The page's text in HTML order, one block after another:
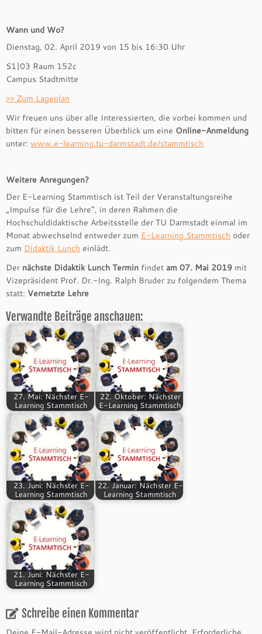
Wann und Wo?
Dienstag, 02. April 2019 von 15 bis 16:30 Uhr
S1|03 Raum 152c
Campus Stadtmitte
>> Zum Lageplan
Wir freuen uns über alle Interessierten, die vorbei kommen und
bitten für einen besseren Überblick um eine Online-Anmeldung
unter: www.e-learning.tu-darmstadt.de/stammtisch
Weitere Anregungen?
Der E-Learning Stammtisch ist Teil der Veranstaltungsreihe
„Impulse für die Lehre“, in deren Rahmen die
Hochschuldidaktische Arbeitsstelle der TU Darmstadt einmal im
Monat abwechselnd entweder zum E-Learning Stammtisch oder
zum Didaktik Lunch einlädt.
Der nächste Didaktik Lunch Termin findet am 07. Mai 2019 mit
Vizepräsident Prof. Dr.-Ing. Ralph Bruder zu folgendem Thema
statt: Vernetzte Lehre
Verwandte Beiträge anschauen:
27. Mai: Nächster E-
Learning Stammtisch
22. Oktober: Nächster
E-Learning Stammtisch
23. Juni: Nächster E-
Learning Stammtisch
22. Januar: Nächster E-
Learning Stammtisch
21. Juni: Nächster E-
Learning Stammtisch
Schreibe einen Kommentar